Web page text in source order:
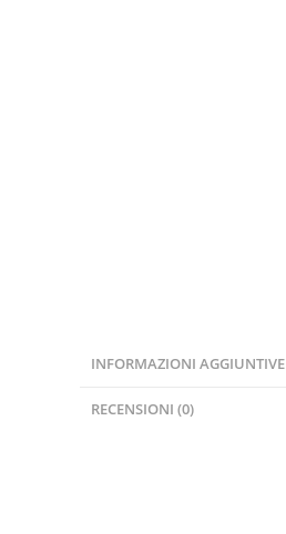
INFORMAZIONI AGGIUNTIVE
RECENSIONI (0)